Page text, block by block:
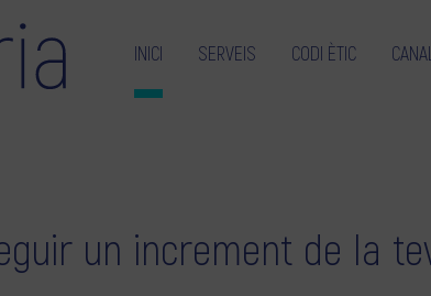
INICI SERVEIS CODI ÈTIC
un increment de la